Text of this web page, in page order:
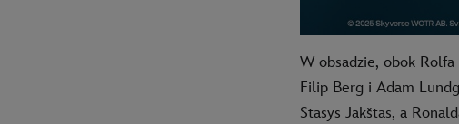
W obsadzie, obok
Filip Berg i Adam
Stasys Jakštas, a